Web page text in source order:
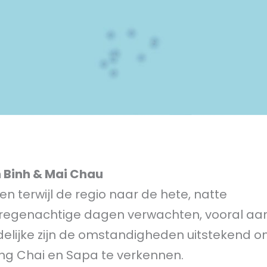
& Mai Chau
terwijl de regio naar de hete, natte
dagen verwachten, vooral
zijn de omstandigheden uitstekend
Chai en Sapa te verkennen.